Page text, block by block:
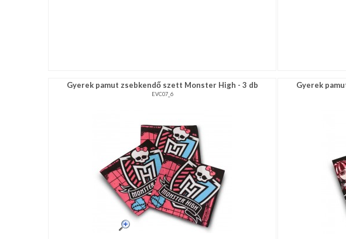
Gyerek pamut zsebkendő szett Monster High - 3 db
EVC07_6
Gyerek